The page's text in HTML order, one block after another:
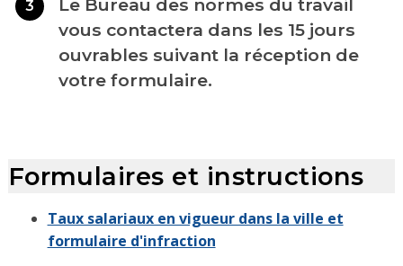
3
Le Bureau des normes du travail
vous contactera dans les 15 jours
ouvrables suivant la réception de
votre formulaire.
Formulaires et instructions
Taux salariaux en vigueur dans la ville et
formulaire d'infraction